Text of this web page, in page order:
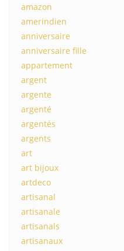
amazon
amerindien
anniversaire
anniversaire fille
appartement
argent
argente
argenté
argentés
argents
art
art bijoux
artdeco
artisanal
artisanale
artisanals
artisanaux